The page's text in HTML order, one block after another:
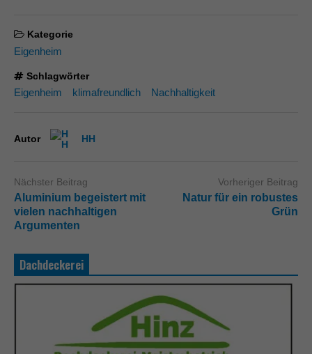
Kategorie
Eigenheim
Schlagwörter
Eigenheim klimafreundlich Nachhaltigkeit
Autor HH
Nächster Beitrag
Aluminium begeistert mit
vielen nachhaltigen
Argumenten
Vorheriger Beitrag
Natur für ein robustes
Grün
Dachdeckerei